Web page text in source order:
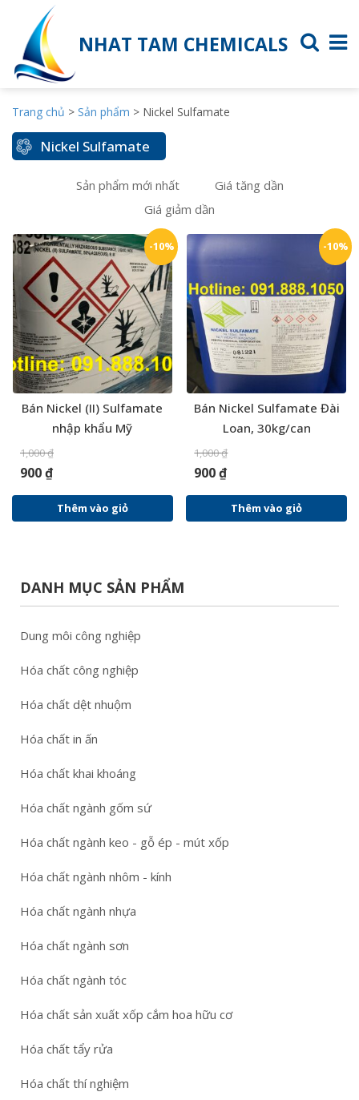
NHAT TAM CHEMICALS
Trang chủ > Sản phẩm > Nickel Sulfamate
Nickel Sulfamate
Sản phẩm mới nhất
Giá tăng dần
Giá giảm dần
-10%
Bán Nickel (II) Sulfamate
nhập khẩu Mỹ
1,000₫
900₫
Thêm vào giỏ
-10%
Bán Nickel Sulfamate Đài
Loan, 30kg/can
1,000₫
900₫
Thêm vào giỏ
DANH MỤC SẢN PHẨM
Dung môi công nghiệp
Hóa chất công nghiệp
Hóa chất dệt nhuộm
Hóa chất in ấn
Hóa chất khai khoáng
Hóa chất ngành gốm sứ
Hóa chất ngành keo - gỗ ép - mút xốp
Hóa chất ngành nhôm - kính
Hóa chất ngành nhựa
Hóa chất ngành sơn
Hóa chất ngành tóc
Hóa chất sản xuất xốp cắm hoa hữu cơ
Hóa chất tẩy rửa
Hóa chất thí nghiệm